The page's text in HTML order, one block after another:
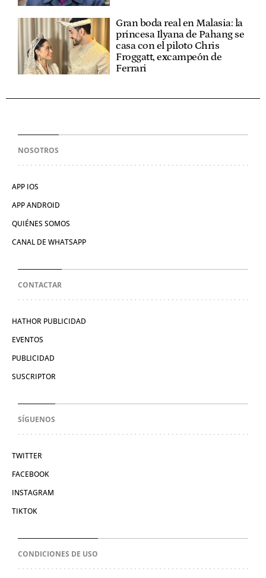
Gran boda real en Malasia: la
princesa Ilyana de Pahang se
casa con el piloto Chris
Froggatt, excampeón de
Ferrari
NOSOTROS
APP IOS
APP ANDROID
QUIÉNES SOMOS
CANAL DE WHATSAPP
CONTACTAR
HATHOR PUBLICIDAD
EVENTOS
PUBLICIDAD
SUSCRIPTOR
SÍGUENOS
TWITTER
FACEBOOK
INSTAGRAM
TIKTOK
CONDICIONES DE USO